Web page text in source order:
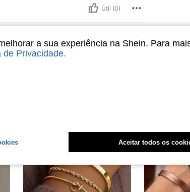
Útil (0)
a sua experiência na Shein. Para
de Privacidade.
Aceitar todos os